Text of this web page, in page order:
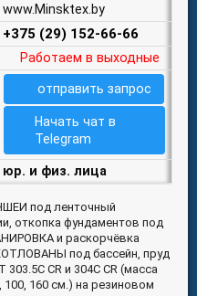
www.Minsktex.by
+375 (29) 152-66-66
Работаем в выходные
отправить запрос
Начать чат в
Telegram
юр. и физ. лица
под ленточный
откопка фундаментов под
и раскорчёвка
под бассейн, пруд
CR и 304C CR (масса
160 см.) на резиновом